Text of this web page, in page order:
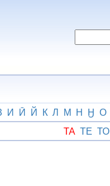
И Ӣ Й К Л М Н Ӈ О
ТА ТЕ ТО